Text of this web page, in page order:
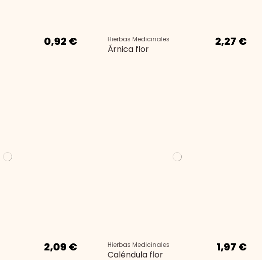
0,92 € Hierbas Medicinales
Árnica flor
2,27 €
2,09 € Hierbas Medicinales
Caléndula flor
1,97 €